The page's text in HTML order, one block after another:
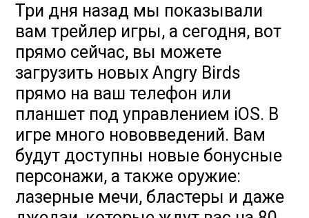
Три дня назад мы показывали
вам трейлер игры, а сегодня, вот
прямо сейчас, вы можете
загрузить новых Angry Birds
прямо на ваш телефон или
планшет под управлением iOS. В
игре много нововведений. Вам
будут доступны новые бонусные
персонажи, а также оружие:
лазерные мечи, бластеры и даже